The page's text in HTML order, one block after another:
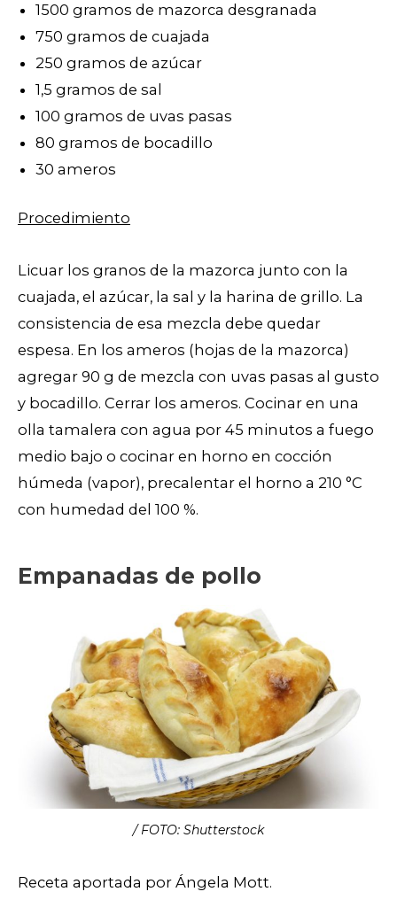
1500 gramos de mazorca desgranada
750 gramos de cuajada
250 gramos de azúcar
1,5 gramos de sal
100 gramos de uvas pasas
80 gramos de bocadillo
30 ameros
Procedimiento
Licuar los granos de la mazorca junto con la
cuajada, el azúcar, la sal y la harina de grillo. La
consistencia de esa mezcla debe quedar
espesa. En los ameros (hojas de la mazorca)
agregar 90 g de mezcla con uvas pasas al gusto
y bocadillo. Cerrar los ameros. Cocinar en una
olla tamalera con agua por 45 minutos a fuego
medio bajo o cocinar en horno en cocción
húmeda (vapor), precalentar el horno a 210 °C
con humedad del 100 %.
Empanadas de pollo
/ FOTO: Shutterstock
Receta aportada por Ángela Mott.